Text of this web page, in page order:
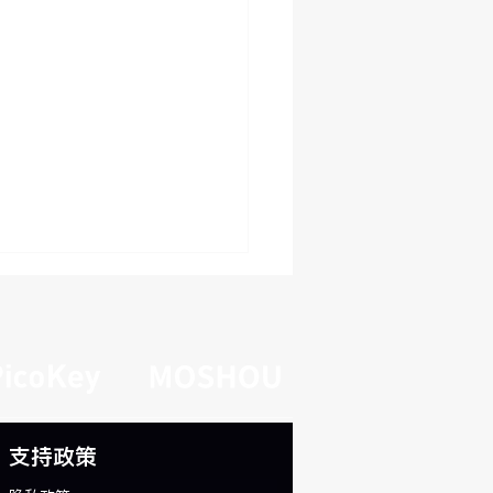
断自己是否需要快充数
支持政策